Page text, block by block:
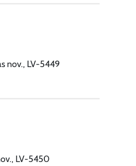
nov., LV-5449
LV-5450